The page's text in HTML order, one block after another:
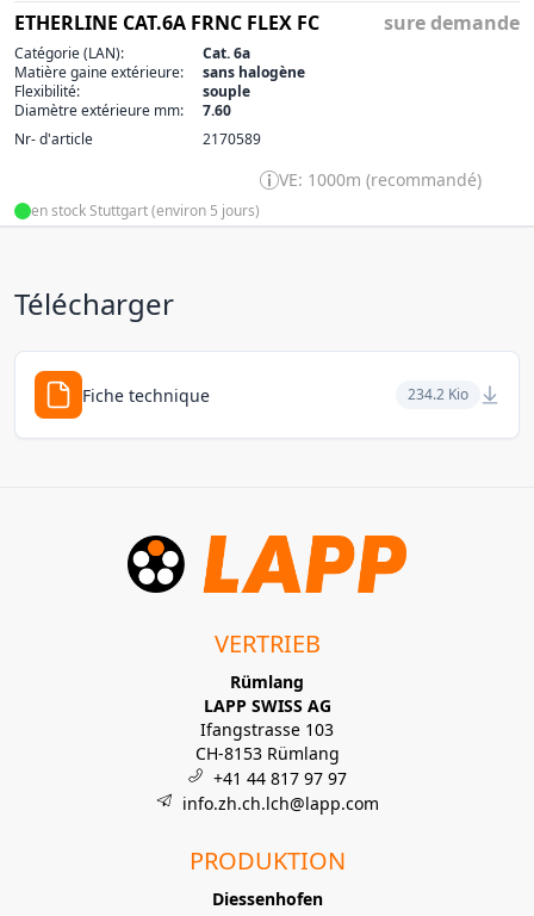
ETHERLINE CAT.6A FRNC FLEX FC sure demande
Catégorie (LAN):
Cat. 6a
Matière gaine extérieure:
sans halogène
Flexibilité:
souple
Diamètre extérieure mm:
7.60
Nr- d'article
2170589
VE: 1000m (recommandé)
en stock Stuttgart (environ 5 jours)
Télécharger
Fiche technique 234.2 Kio
VERTRIEB
Rümlang
LAPP SWISS AG
Ifangstrasse 103
CH-8153 Rümlang
+41 44 817 97 97
info.zh.ch.lch@lapp.com
PRODUKTION
Diessenhofen